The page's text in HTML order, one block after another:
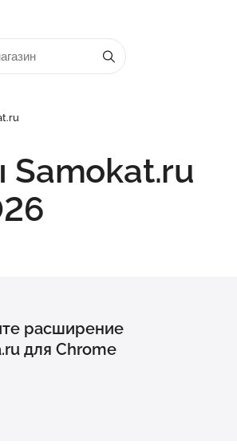
расширение
для Chrome